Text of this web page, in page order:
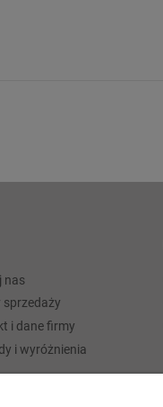
nas
sprzedaży
i dane firmy
i wyróżnienia